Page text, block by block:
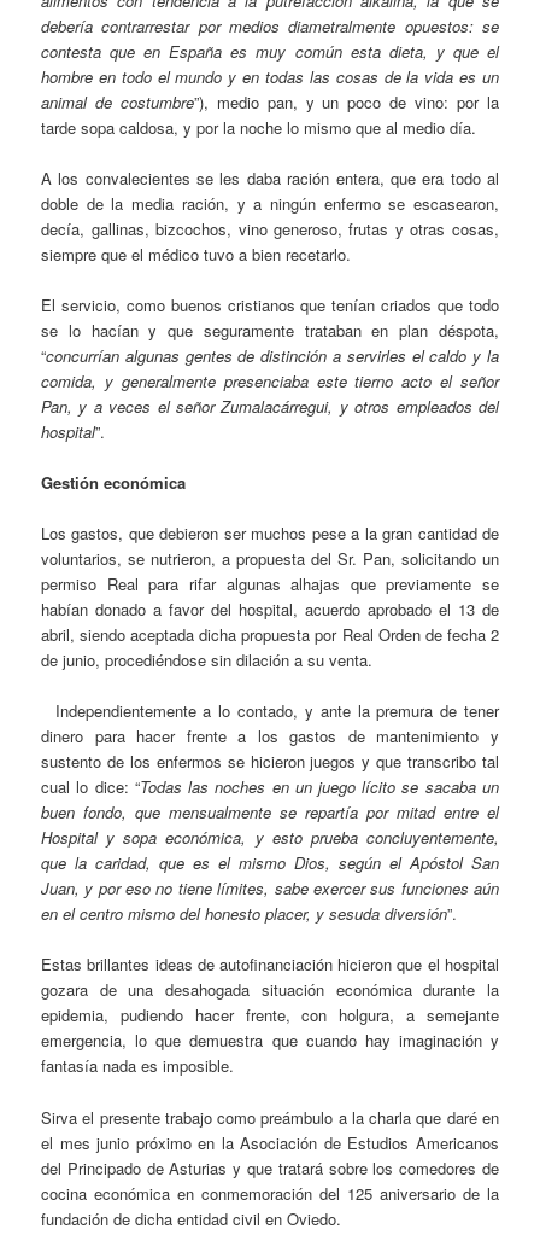
debería contrarrestar por medios diametralmente opuestos: se
contesta que en España es muy común esta dieta, y que el
hombre en todo el mundo y en todas las cosas de la vida es un
animal de costumbre”), medio pan, y un poco de vino: por la
tarde sopa caldosa, y por la noche lo mismo que al medio día.
A los convalecientes se les daba ración entera, que era todo al
doble de la media ración, y a ningún enfermo se escasearon,
decía, gallinas, bizcochos, vino generoso, frutas y otras cosas,
siempre que el médico tuvo a bien recetarlo.
El servicio, como buenos cristianos que tenían criados que todo
se lo hacían y que seguramente trataban en plan déspota,
“concurrían algunas gentes de distinción a servirles el caldo y la
comida, y generalmente presenciaba este tierno acto el señor
Pan, y a veces el señor Zumalacárregui, y otros empleados del
hospital”.
Gestión económica
Los gastos, que debieron ser muchos pese a la gran cantidad de
voluntarios, se nutrieron, a propuesta del Sr. Pan, solicitando un
permiso Real para rifar algunas alhajas que previamente se
habían donado a favor del hospital, acuerdo aprobado el 13 de
abril, siendo aceptada dicha propuesta por Real Orden de fecha 2
de junio, procediéndose sin dilación a su venta.
Independientemente a lo contado, y ante la premura de tener
dinero para hacer frente a los gastos de mantenimiento y
sustento de los enfermos se hicieron juegos y que transcribo tal
cual lo dice: “Todas las noches en un juego lícito se sacaba un
buen fondo, que mensualmente se repartía por mitad entre el
Hospital y sopa económica, y esto prueba concluyentemente,
que la caridad, que es el mismo Dios, según el Apóstol San
Juan, y por eso no tiene límites, sabe exercer sus funciones aún
en el centro mismo del honesto placer, y sesuda diversión”.
Estas brillantes ideas de autofinanciación hicieron que el hospital
gozara de una desahogada situación económica durante la
epidemia, pudiendo hacer frente, con holgura, a semejante
emergencia, lo que demuestra que cuando hay imaginación y
fantasía nada es imposible.
Sirva el presente trabajo como preámbulo a la charla que daré en
el mes junio próximo en la Asociación de Estudios Americanos
del Principado de Asturias y que tratará sobre los comedores de
cocina económica en conmemoración del 125 aniversario de la
fundación de dicha entidad civil en Oviedo.